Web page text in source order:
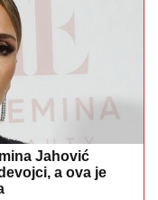
PORODIČNE
sve: